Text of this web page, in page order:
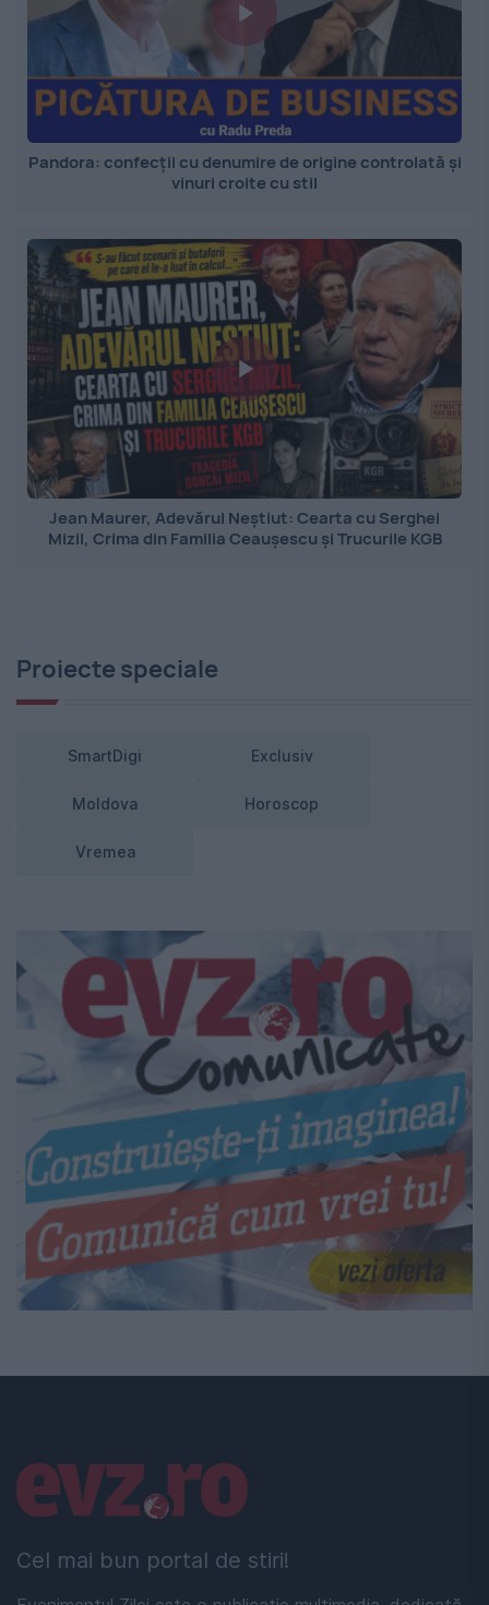
Pandora: confecții cu denumire de origine controlată și
vinuri croite cu stil
Jean Maurer, Adevărul Neștiut: Cearta cu Serghei
Mizil, Crima din Familia Ceaușescu și Trucurile KGB
Proiecte speciale
SmartDigi Exclusiv
Moldova Horoscop
Vremea
Cel mai bun portal de stiri!
Linkuri utile